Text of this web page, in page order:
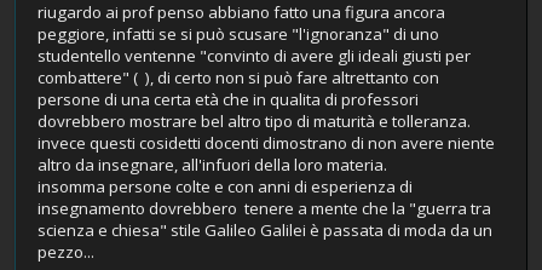
riugardo ai prof penso abbiano fatto una figura ancora
peggiore, infatti se si può scusare "l'ignoranza" di uno
studentello ventenne "convinto di avere gli ideali giusti per
combattere" ( ), di certo non si può fare altrettanto con
persone di una certa età che in qualita di professori
dovrebbero mostrare bel altro tipo di maturità e tolleranza.
invece questi cosidetti docenti dimostrano di non avere niente
altro da insegnare, all'infuori della loro materia.
insomma persone colte e con anni di esperienza di
insegnamento dovrebbero tenere a mente che la "guerra tra
scienza e chiesa" stile Galileo Galilei è passata di moda da un
pezzo...